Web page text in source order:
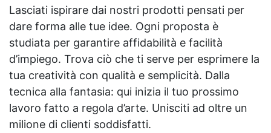
Lasciati ispirare dai nostri prodotti pensati per
dare forma alle tue idee. Ogni proposta è
studiata per garantire affidabilità e facilità
d’impiego. Trova ciò che ti serve per esprimere la
tua creatività con qualità e semplicità. Dalla
tecnica alla fantasia: qui inizia il tuo prossimo
lavoro fatto a regola d’arte. Unisciti ad oltre un
milione di clienti soddisfatti.